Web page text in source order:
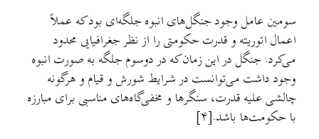
سومین عامل وجود جنگل‌های انبوه جلگه‌ای بود که عملاً
اعمال اتوریته و قدرت حکومتی را از نظر جغرافیایی محدود
می‌کرد. جنگل در این زمان که در دوسوم جلگه به صورت انبوه
وجود داشت می‌توانست در شرایط شورش و قیام و هرگونه
چالشی علیه قدرت، سنگرها و مخفی‌گاه‌های مناسبی برای مبارزه
با حکومت‌ها باشد.[۴]